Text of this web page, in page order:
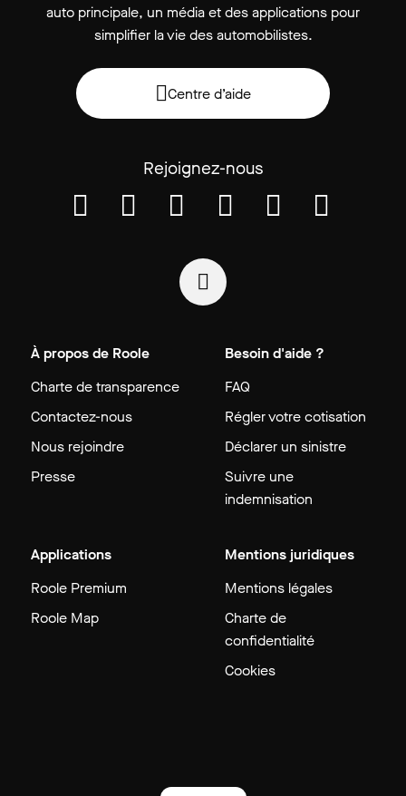
auto principale, un média et des applications pour
simplifier la vie des automobilistes.
Centre d’aide
Rejoignez-nous
À propos de Roole
Charte de transparence
Contactez-nous
Nous rejoindre
Presse
Besoin d'aide ?
FAQ
Régler votre cotisation
Déclarer un sinistre
Suivre une
indemnisation
Applications
Roole Premium
Roole Map
Mentions juridiques
Mentions légales
Charte de
confidentialité
Cookies